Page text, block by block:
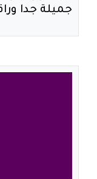
جميلة جدا